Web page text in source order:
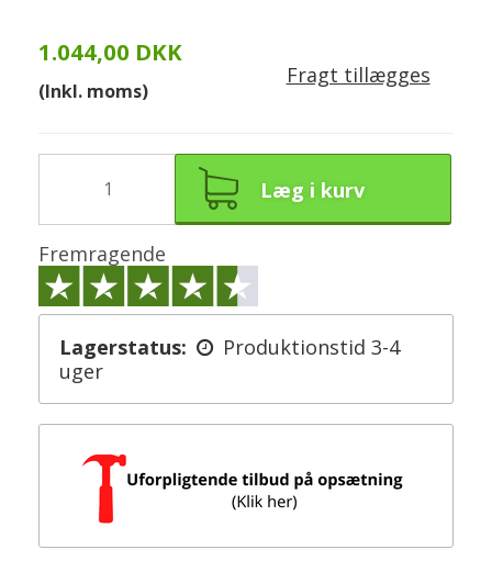
1.044,00 DKK
(Inkl. moms)
Fragt tillægges
Læg i kurv
Fremragende
Lagerstatus:
Produktionstid 3-4
uger